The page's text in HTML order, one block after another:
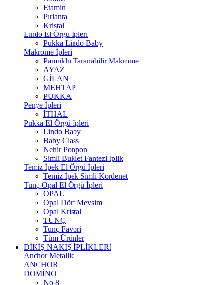
Etamin
Pırlanta
Kristal
Lindo El Örgü İpleri
Pukka Lindo Baby
Makrome İpleri
Pamuklu Taranabilir Makrome
AYAZ
GİLAN
MEHTAP
PUKKA
Penye İpleri
İTHAL
Pukka El Örgü İpleri
Lindo Baby
Baby Class
Nehir Ponpon
Simli Buklet Fantezi İplik
Temiz İpek El Örgü İpleri
Temiz İpek Simli Kordenet
Tunç-Opal El Örgü İpleri
OPAL
Opal Dört Mevsim
Opal Kristal
TUNÇ
Tunç Favori
Tüm Ürünler
DİKİŞ NAKIŞ İPLİKLERİ
Anchor Metallic
ANCHOR
DOMİNO
No 8